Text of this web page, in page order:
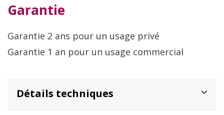
Garantie
Garantie 2 ans pour un usage privé
Garantie 1 an pour un usage commercial
Détails techniques